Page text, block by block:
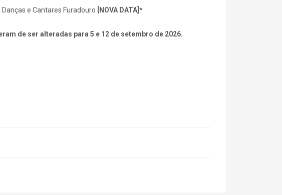
e Cantares Furadouro [NOVA DATA]*
de ser alteradas para 5 e 12 de setembro de 2026.